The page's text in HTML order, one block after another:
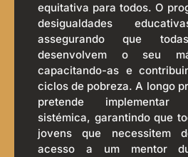
equitativa para todos. O
desigualdades
assegurando que
desenvolvem o seu
capacitando-as e
ciclos de pobreza. A longo
pretende implementar
sistémica, garantindo que
jovens que necessitem
acesso a um mentor